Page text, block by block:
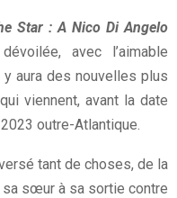
Star : A Nico Di Angelo
avec l’aimable
y aura des nouvelles plus
viennent, avant la date
outre-Atlantique.
tant de choses, de la
sœur à sa sortie contre